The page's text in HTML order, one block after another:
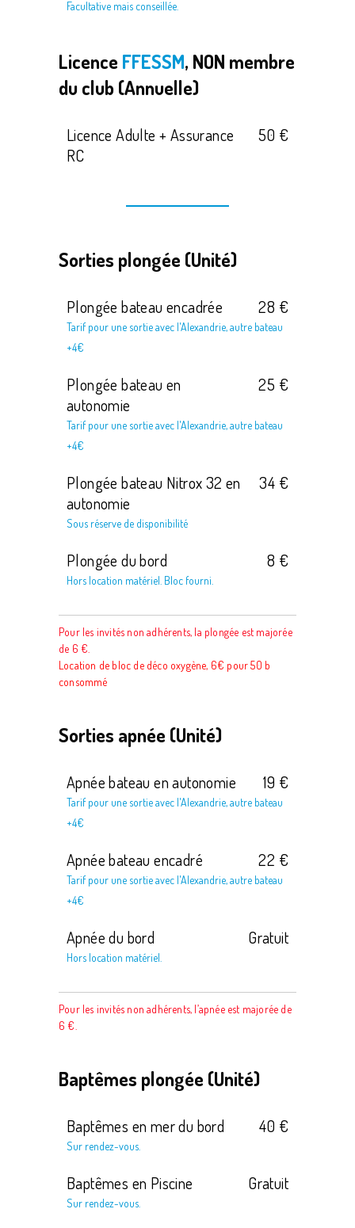
Facultative mais conseillée.
Licence FFESSM, NON membre
du club (Annuelle)
Licence Adulte + Assurance
RC
50 €
Sorties plongée (Unité)
Plongée bateau encadrée 28 €
Tarif pour une sortie avec l'Alexandrie, autre bateau
+4€
Plongée bateau en
autonomie
25 €
Tarif pour une sortie avec l'Alexandrie, autre bateau
+4€
Plongée bateau Nitrox 32 en
autonomie
34 €
Sous réserve de disponibilité
Plongée du bord 8 €
Hors location matériel. Bloc fourni.
Pour les invités non adhérents, la plongée est majorée
de 6 €.
Location de bloc de déco oxygène, 6€ pour 50 b
consommé
Sorties apnée (Unité)
Apnée bateau en autonomie 19 €
Tarif pour une sortie avec l'Alexandrie, autre bateau
+4€
Apnée bateau encadré 22 €
Tarif pour une sortie avec l'Alexandrie, autre bateau
+4€
Apnée du bord Gratuit
Hors location matériel.
Pour les invités non adhérents, l’apnée est majorée de
6 €.
Baptêmes plongée (Unité)
Baptêmes en mer du bord 40 €
Sur rendez-vous.
Baptêmes en Piscine Gratuit
Sur rendez-vous.